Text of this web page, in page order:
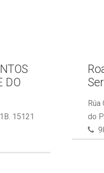
DO
15121
Rúa
do